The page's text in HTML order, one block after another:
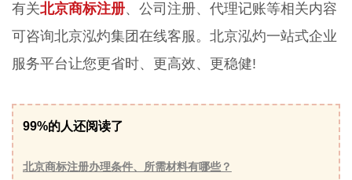
有关北京商标注册、公司注册、代理记账等相关内容
可咨询北京泓灼集团在线客服。北京泓灼一站式企业
服务平台让您更省时、更高效、更稳健!
99%的人还阅读了
北京商标注册办理条件、所需材料有哪些？